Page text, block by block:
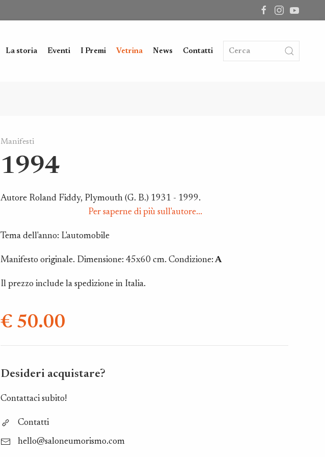
La storia Eventi I Premi Vetrina News Contatti
Manifesti
1994
Autore Roland Fiddy, Plymouth (G. B.) 1931 - 1999.
Per saperne di più sull'autore...
Tema dell'anno: L'automobile
Manifesto originale. Dimensione: 45x60 cm. Condizione:A
Il prezzo include la spedizione in Italia.
€ 50.00
Desideri acquistare?
Contattaci subito!
Contatti
hello@saloneumorismo.com